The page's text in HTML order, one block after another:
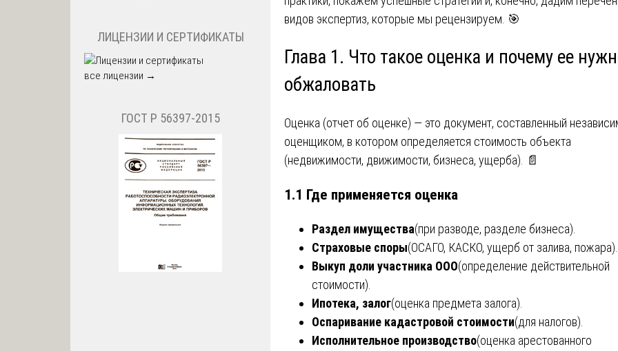
видов экспертиз, которые мы рецензируем. 🎯
Глава 1. Что такое оценка и почему ее
обжаловать
Оценка (отчет об оценке) — это документ, составленный
оценщиком, в котором определяется стоимость объекта
(недвижимости, движимости, бизнеса, ущерба). 📄
1.1 Где применяется оценка
Раздел имущества(при разводе, разделе бизнеса).
Страховые споры(ОСАГО, КАСКО, ущерб от залива, пожара).
Выкуп доли участника ООО(определение действительной
стоимости).
Ипотека, залог(оценка предмета залога).
Оспаривание кадастровой стоимости(для налогов).
Исполнительное производство(оценка арестованного
ЛИЦЕНЗИИ И СЕРТИФИКАТЫ
все лицензии →
ГОСТ Р 56397-2015